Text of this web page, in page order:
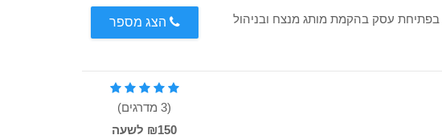
בפתיחת עסק בהקמת מותג מנצח ובניהול
הצג מספר
(3 מדרגים)
₪150 לשעה